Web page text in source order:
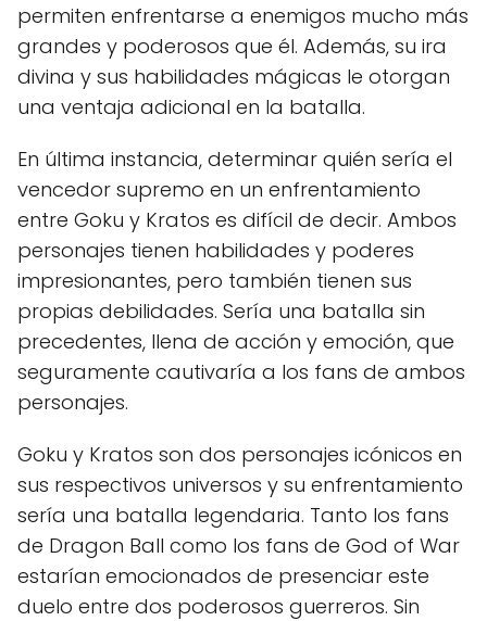
permiten enfrentarse a enemigos mucho más
grandes y poderosos que él. Además, su ira
divina y sus habilidades mágicas le otorgan
una ventaja adicional en la batalla.
En última instancia, determinar quién sería el
vencedor supremo en un enfrentamiento
entre Goku y Kratos es difícil de decir. Ambos
personajes tienen habilidades y poderes
impresionantes, pero también tienen sus
propias debilidades. Sería una batalla sin
precedentes, llena de acción y emoción, que
seguramente cautivaría a los fans de ambos
personajes.
Goku y Kratos son dos personajes icónicos en
sus respectivos universos y su enfrentamiento
sería una batalla legendaria. Tanto los fans
de Dragon Ball como los fans de God of War
estarían emocionados de presenciar este
duelo entre dos poderosos guerreros. Sin